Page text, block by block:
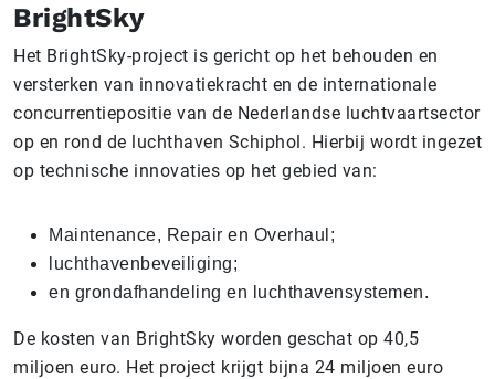
BrightSky
Het BrightSky-project is gericht op het behouden en
versterken van innovatiekracht en de internationale
concurrentiepositie van de Nederlandse luchtvaartsector
op en rond de luchthaven Schiphol. Hierbij wordt ingezet
op technische innovaties op het gebied van:
Maintenance, Repair en Overhaul;
luchthavenbeveiliging;
en grondafhandeling en luchthavensystemen.
De kosten van BrightSky worden geschat op 40,5
miljoen euro. Het project krijgt bijna 24 miljoen euro